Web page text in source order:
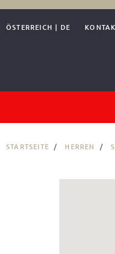
ÖSTERREICH | DE
STARTSEITE HERREN